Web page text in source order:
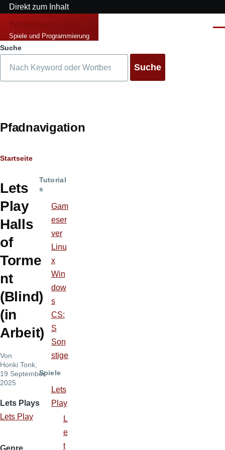
Direkt zum Inhalt
Totalplanlos.de
Spiele und Programmierung
Suche
Pfadnavigation
Startseite
Lets
Play
Halls
of
Torme
nt
(Blind)
(in
Arbeit)
Von
Honki Tonk,
19 September
2025
Lets Plays
Lets Play
Tutorial
s
Gam
eser
ver
Linu
x
Win
dow
s
CS:
S
Son
stige
Spiele
Lets
Play
L
e
t